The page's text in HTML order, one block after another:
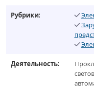
Рубрики:
Деятельность: